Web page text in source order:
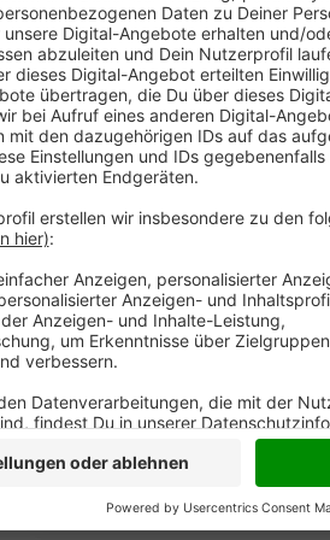
Ein Mann aus dem Kreis
sich der 40-Jährige als erster
abgeseilt. Plötzlich trieb er
hatten den Notruf gewählt.
aus dem Kreis Wesel wurden
seit gestern Abend erfolglos
ist. Die mehrstündige
Anzeige